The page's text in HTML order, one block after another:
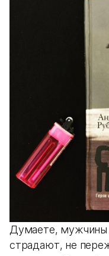
Думаете, мужчины
страдают, не